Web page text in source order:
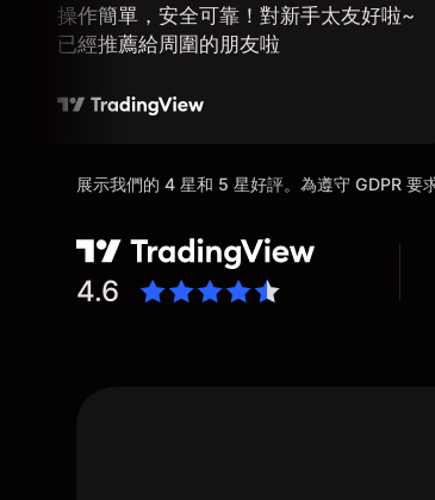
操作簡單，安全可靠！對新手太友好啦~
已經推薦給周圍的朋友啦
展示我們的 4 星和 5 星好評。為遵守 GDPR 要
4.6